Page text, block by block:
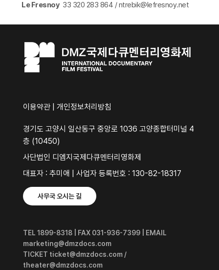
Le Fresnoy33 320 283 864 / ntrebik@lefresnoy.net
이용약관 개인정보처리방침
경기도 고양시 일산동구 중앙로 1036 고양종합터미널 4
층 (10450)
사단법인 디엠지국제다큐멘터리영화제
대표자 : 추미애 | 사업자 등록번호 : 130-82-18317
사무국 오시는 길
TEL 1899-8318 | FAX 031-936-7399 | EMAIL
marketing@dmzdocs.com
TICKET ticket@dmzdocs.com /
theater@dmzdocs.com